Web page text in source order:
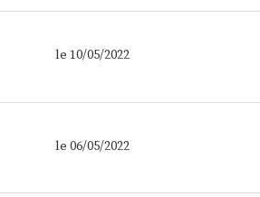
le 10/05/2022
le 06/05/2022